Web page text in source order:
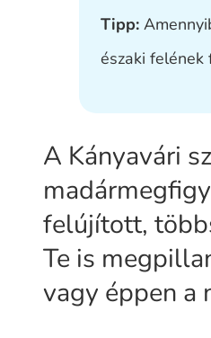
Tipp:
északi felének
A Kányavári
felújított,
Te is
vagy éppen a